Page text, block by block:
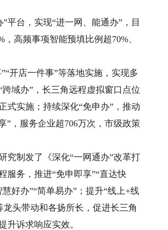
台，实现“进一网、能通办”，目
高频事项智能预填比例超70%、
开店一件事”等落地实施，实现多
域办”，长三角远程虚拟窗口点位
式实施；持续深化“免申办”，推动
”，服务企业超706万次，市级政策
制发了《深化“一网通办”改革打
服务，推进“免申即享”“直达快
好办”“简单易办”；提升“线上+线
头带动和各扬所长，促进长三角
升诉求响应实效。